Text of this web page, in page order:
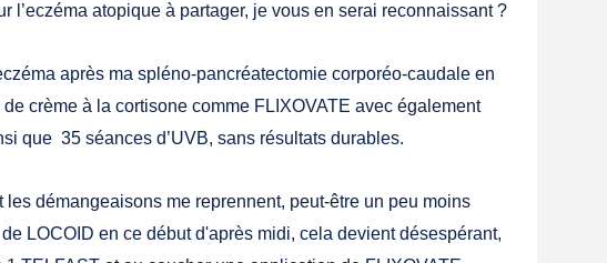
l’eczéma atopique à partager, je vous en serai reconnaissant ?
après ma spléno-pancréatectomie corporéo-caudale en
crème à la cortisone comme FLIXOVATE avec également
que 35 séances d’UVB, sans résultats durables.
les démangeaisons me reprennent, peut-être un peu moins
LOCOID en ce début d'après midi, cela devient désespérant,